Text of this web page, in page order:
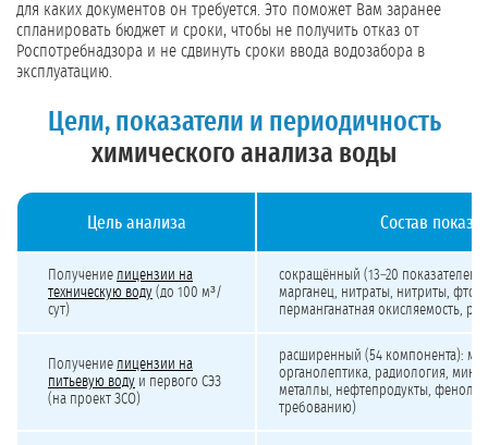
для каких документов он требуется. Это поможет Вам заранее
спланировать бюджет и сроки, чтобы не получить отказ от
Роспотребнадзора и не сдвинуть сроки ввода водозабора в
эксплуатацию.
Цели, показатели и периодичность
химического анализа воды
Цель анализа Состав
Получение лицензии на
техническую воду (до 100 м³/
сут)
сокращённый (13–20 показателей):
марганец, нитраты, нитриты,
перманганатная окисляемость, pH
Получение лицензии на
питьевую воду и первого СЭЗ
(на проект ЗСО)
расширенный (54 компонента):
органолептика, радиология,
металлы, нефтепродукты,
требованию)